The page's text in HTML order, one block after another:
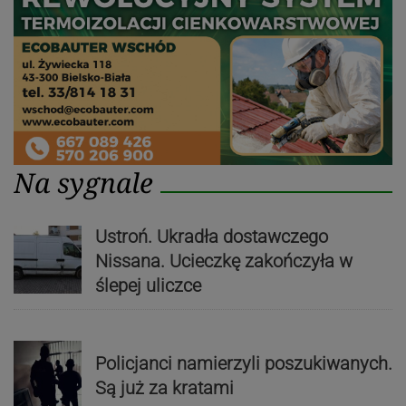
Na sygnale
Ustroń. Ukradła dostawczego
Nissana. Ucieczkę zakończyła w
ślepej uliczce
Policjanci namierzyli poszukiwanych.
Są już za kratami